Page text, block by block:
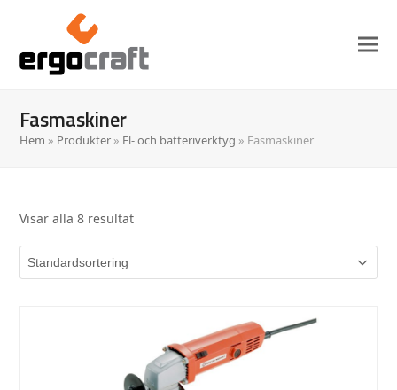
Fasmaskiner
Hem » Produkter » El- och batteriverktyg » Fasmaskiner
Visar alla 8 resultat